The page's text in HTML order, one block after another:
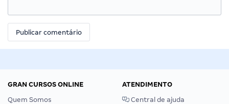
GRAN CURSOS ONLINE
Quem Somos
ATENDIMENTO
Central de ajuda